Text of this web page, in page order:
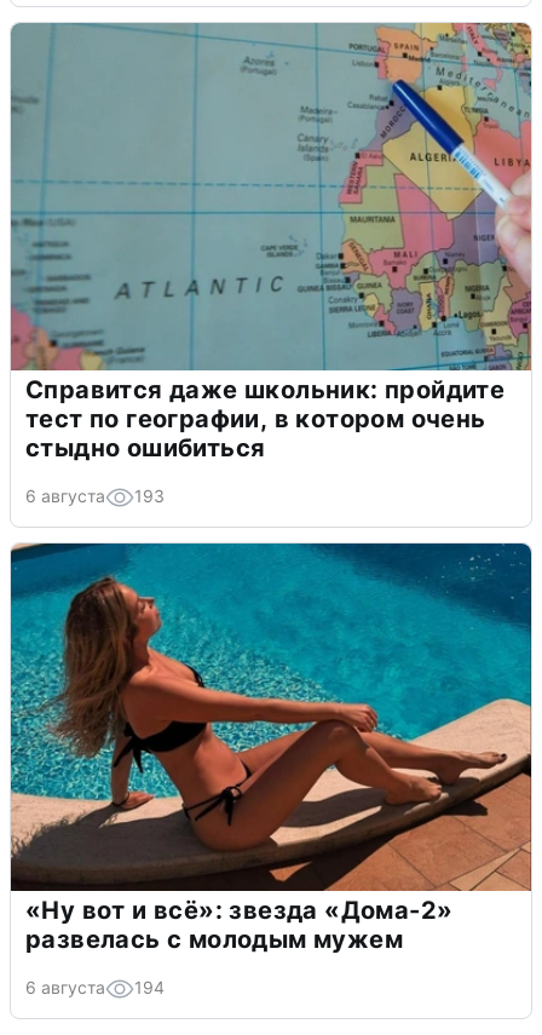
Справится даже школьник: пройдите
тест по географии, в котором очень
стыдно ошибиться
6 августа 193
«Ну вот и всё»: звезда «Дома-2»
развелась с молодым мужем
6 августа 194